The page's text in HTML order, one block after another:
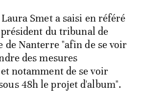
Smet a saisi en référé
du tribunal de
de Nanterre "afin de se voir
des mesures
notamment de se voir
48h le projet d'album".